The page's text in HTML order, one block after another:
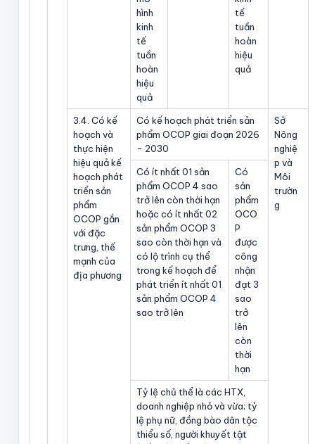
hình
kinh
tế
tuần
hoàn
hiệu
quả
tế
tuần
hoàn
hiệu
quả
3.4. Có kế
hoạch và
thực hiện
hiệu quả kế
hoạch phát
triển sản
phẩm
OCOP gắn
với đặc
trưng, thế
mạnh của
địa phương
Có kế hoạch phát triển sản
phẩm OCOP giai đoạn 2026
- 2030
Sở
Nông
nghiệ
p và
Môi
trườn
g
Có ít nhất 01 sản
phẩm OCOP 4 sao
trở lên còn thời hạn
hoặc có ít nhất 02
sản phẩm OCOP 3
sao còn thời hạn và
có lộ trình cụ thể
trong kế hoạch để
phát triển ít nhất 01
sản phẩm OCOP 4
sao trở lên
Có
sản
phẩm
OCO
P
được
công
nhận
đạt 3
sao
trở
lên
còn
thời
hạn
Tỷ lệ chủ thể là các HTX,
doanh nghiệp nhỏ và vừa; tỷ
lệ phụ nữ, đồng bào dân tộc
thiểu số, người khuyết tật